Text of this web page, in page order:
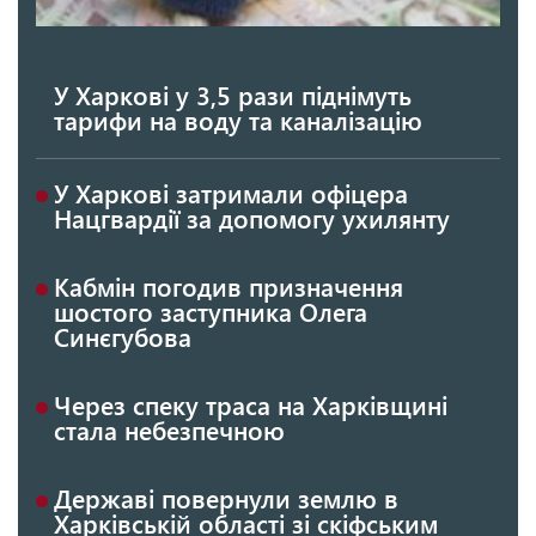
У Харкові у 3,5 рази піднімуть
тарифи на воду та каналізацію
У Харкові затримали офіцера
Нацгвардії за допомогу ухилянту
Кабмін погодив призначення
шостого заступника Олега
Синєгубова
Через спеку траса на Харківщині
стала небезпечною
Державі повернули землю в
Харківській області зі скіфським